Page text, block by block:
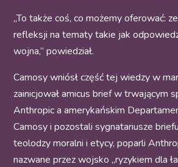
„To także coś, co możemy oferować:
refleksji na tematy takie jak
wojna,” powiedział.
Camosy wniósł część tej wiedzy w
zainicjował amicus brief w trwającym
Anthropic a amerykańskim
Camosy i pozostali sygnatariusze
teolodzy moralni i etycy, poparli
nazwane przez wojsko „ryzykiem dla